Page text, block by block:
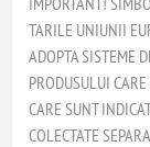
TARILE UNIUNII
ADOPTA SISTEME
PRODUSULUI
CARE SUNT
COLECTATE